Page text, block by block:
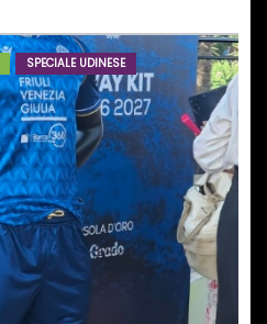
SPECIALE UDINESE